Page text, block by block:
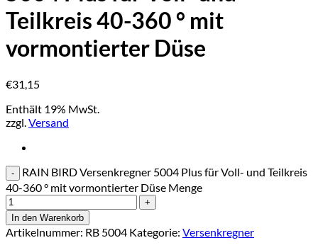
Teilkreis 40-360 ° mit
vormontierter Düse
€31,15
Enthält 19% MwSt.
zzgl.Versand
RAIN BIRD Versenkregner 5004 Plus für Voll- und Teilkreis
40-360 ° mit vormontierter Düse Menge
In den Warenkorb
Artikelnummer: RB 5004 Kategorie: Versenkregner